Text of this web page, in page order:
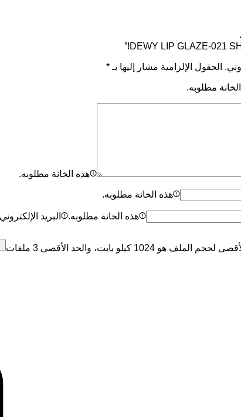
الحقول الإلزامية مشار إليها بـ *
مطلوبه.
هذه الخانة مطلوبه.
هذه الخانة مطلوبه.
هذه الخانة مطلوبه. البريد
الملف هو 1024 كيلو بايت، والحد الأقصى 3 ملفات